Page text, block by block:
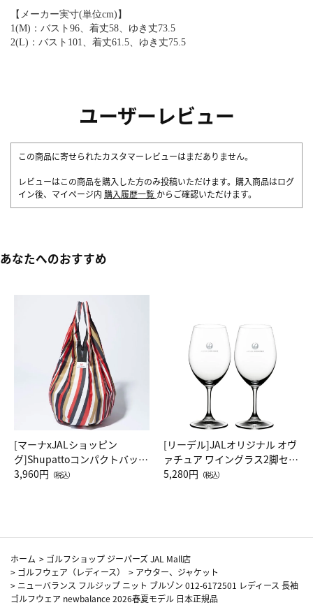
【メーカー実寸(単位cm)】
1(M)：バスト96、着丈58、ゆき丈73.5
2(L)：バスト101、着丈61.5、ゆき丈75.5
ユーザーレビュー
この商品に寄せられたカスタマーレビューはまだありません。
レビューはこの商品を購入した方のみ投稿いただけます。購入商品はログ
イン後、マイページ内 購入履歴一覧 からご確認いただけます。
あなたへのおすすめ
[マーナxJALショッピン
グ]Shupattoコンパクトバッグ
Drop JAL客室乗務員（LC）ス
3,960円 （税込）
[リーデル]JALオリジナル オヴ
ァチュア ワイングラス2脚セッ
ト（レッドワイン）
5,280円 （税込）
ホーム > ゴルフショップ ジーパーズ JAL Mall店
> ゴルフウェア（レディース） > アウター、ジャケット
> ニューバランス フルジップ ニット ブルゾン 012-6172501 レディース 長袖
ゴルフウェア newbalance 2026春夏モデル 日本正規品